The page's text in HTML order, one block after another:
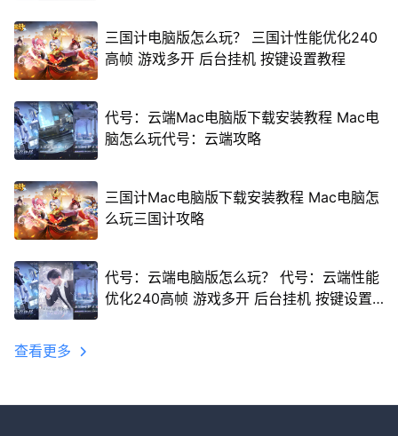
三国计电脑版怎么玩？ 三国计性能优化240
高帧 游戏多开 后台挂机 按键设置教程
代号：云端Mac电脑版下载安装教程 Mac电
脑怎么玩代号：云端攻略
三国计Mac电脑版下载安装教程 Mac电脑怎
么玩三国计攻略
代号：云端电脑版怎么玩？ 代号：云端性能
优化240高帧 游戏多开 后台挂机 按键设置
查看更多